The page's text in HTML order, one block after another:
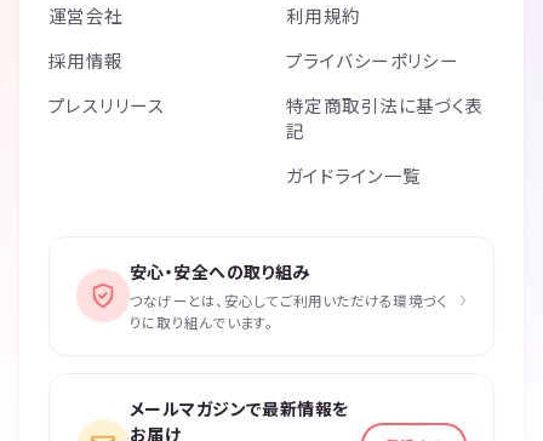
運営会社
採用情報
プレスリリース
利用規約
プライバシーポリシー
特定商取引法に基づく表
記
ガイドライン一覧
安心・安全への取り組み
つなげーとは、安心してご利用いただける環境づく
りに取り組んでいます。
›
メールマガジンで最新情報を
お届け